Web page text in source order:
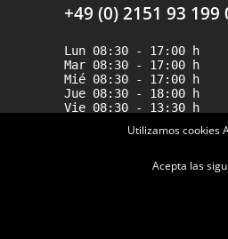
+49 (0) 2151 93 199
Lun 08:30 - 17:00 h
Mar 08:30 - 17:00 h
Mié 08:30 - 17:00 h
Jue 08:30 - 18:00 h
Vie 08:30 - 13:30 h
Utilizamos cookies
Acepta las